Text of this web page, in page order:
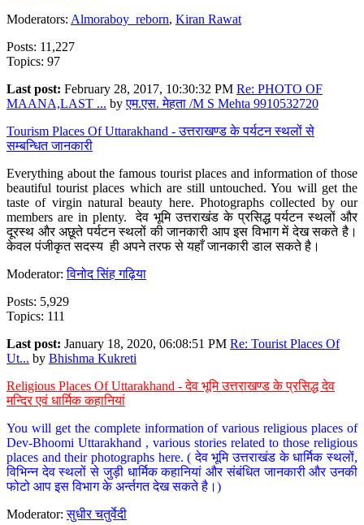
Moderators: Almoraboy_reborn, Kiran Rawat
Posts: 11,227
Topics: 97
Last post: February 28, 2017, 10:30:32 PM Re: PHOTO OF
MAANA,LAST ... byएम.एस. मेहता /M S Mehta 9910532720
Tourism Places Of Uttarakhand - उत्तराखण्ड के पर्यटन स्थलों से
सम्बन्धित जानकारी
Everything about the famous tourist places and information of those
beautiful tourist places which are still untouched. You will get the
taste of virgin natural beauty here. Photographs collected by our
members are in plenty. देव भूमि उत्तराखंड के प्रसिद्ध पर्यटन स्थलों और
दूरस्थ और अछूते पर्यटन स्थलों की जानकारी आप इस विभाग में देख सकते है।
केवल पंजीकृत सदस्य ही अपने तरफ से यहाँ जानकारी डाल सकते है।
Moderator:विनोद सिंह गढ़िया
Posts: 5,929
Topics: 111
Last post: January 18, 2020, 06:08:51 PM Re: Tourist Places Of
Ut... by Bhishma Kukreti
Religious Places Of Uttarakhand - देव भूमि उत्तराखण्ड के प्रसिद्ध देव
मन्दिर एवं धार्मिक कहानियां
You will get the complete information of various religious places of
Dev-Bhoomi Uttarakhand , various stories related to those religious
places and their photographs here. ( देव भूमि उत्तराखंड के धार्मिक स्थलों,
विभिन्न देव स्थलों से जुड़ी धार्मिक कहानियां और संबंधित जानकारी और उनकी
फोटो आप इस विभाग के अर्न्तगत देख सकते है।)
Moderator:सुधीर चतुर्वेदी